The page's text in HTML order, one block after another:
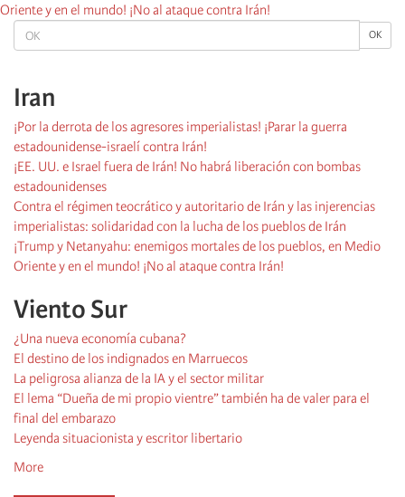
OK OK
Iran
¡Por la derrota de los agresores imperialistas! ¡Parar la guerra
estadounidense-israelí contra Irán!
¡EE. UU. e Israel fuera de Irán! No habrá liberación con bombas
estadounidenses
Contra el régimen teocrático y autoritario de Irán y las injerencias
imperialistas: solidaridad con la lucha de los pueblos de Irán
¡Trump y Netanyahu: enemigos mortales de los pueblos, en Medio
Oriente y en el mundo! ¡No al ataque contra Irán!
Viento Sur
¿Una nueva economía cubana?
El destino de los indignados en Marruecos
La peligrosa alianza de la IA y el sector militar
El lema “Dueña de mi propio vientre” también ha de valer para el
final del embarazo
Leyenda situacionista y escritor libertario
More
Oriente y en el mundo! ¡No al ataque contra Irán!